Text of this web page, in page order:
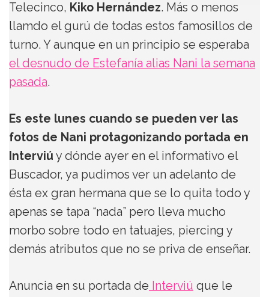
Telecinco, Kiko Hernández. Más o menos
llamdo el gurú de todas estos famosillos de
turno. Y aunque en un principio se esperaba
el desnudo de Estefanía alias Nani la semana
pasada.
Es este lunes cuando se pueden ver las
fotos de Nani protagonizando portada en
Interviú y dónde ayer en el informativo el
Buscador, ya pudimos ver un adelanto de
ésta ex gran hermana que se lo quita todo y
apenas se tapa “nada” pero lleva mucho
morbo sobre todo en tatuajes, piercing y
demás atributos que no se priva de enseñar.
Anuncia en su portada de Interviú que le